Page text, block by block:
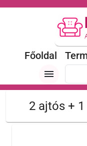
Főoldal
menu
2 ajtós +